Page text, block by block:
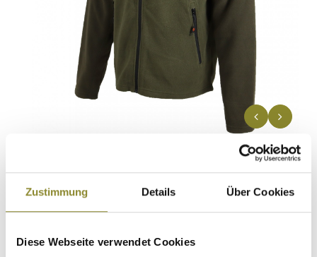
Zustimmung Details Über Cookies
Diese Webseite verwendet Cookies